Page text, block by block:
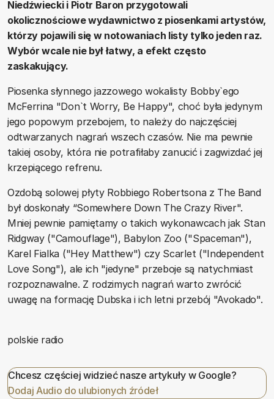
Niedźwiecki i Piotr Baron przygotowali
okolicznościowe wydawnictwo z piosenkami artystów,
którzy pojawili się w notowaniach listy tylko jeden raz.
Wybór wcale nie był łatwy, a efekt często
zaskakujący.
Piosenka słynnego jazzowego wokalisty Bobby`ego
McFerrina "Don`t Worry, Be Happy", choć była jedynym
jego popowym przebojem, to należy do najczęściej
odtwarzanych nagrań wszech czasów. Nie ma pewnie
takiej osoby, która nie potrafiłaby zanucić i zagwizdać jej
krzepiącego refrenu.
Ozdobą solowej płyty Robbiego Robertsona z The Band
był doskonały “Somewhere Down The Crazy River".
Mniej pewnie pamiętamy o takich wykonawcach jak Stan
Ridgway ("Camouflage"), Babylon Zoo ("Spaceman"),
Karel Fialka ("Hey Matthew") czy Scarlet ("Independent
Love Song"), ale ich "jedyne" przeboje są natychmiast
rozpoznawalne. Z rodzimych nagrań warto zwrócić
uwagę na formację Dubska i ich letni przebój "Avokado".
polskie radio
Chcesz częściej widzieć nasze artykuły w Google?
Dodaj Audio do ulubionych źródeł